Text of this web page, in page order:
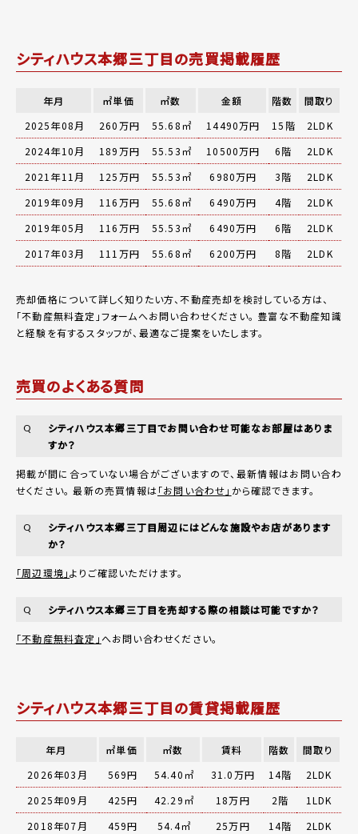
シティハウス本郷三丁目の売買掲載履歴
年月 ㎡単価 ㎡数 金額 階数
間取り
2025年08月
260万円 55.68㎡ 14490万円 15階
2LDK
2024年10月
189万円 55.53㎡ 10500万円 6階
2LDK
2021年11月
125万円 55.53㎡ 6980万円 3階
2LDK
2019年09月
116万円 55.68㎡ 6490万円 4階
2LDK
2019年05月
116万円 55.53㎡ 6490万円 6階
2LDK
2017年03月
111万円 55.68㎡ 6200万円 8階 2LDK
売却価格について詳しく知りたい方、不動産売却を検討している方は、
「不動産無料査定 」フォームへお問い合わせください。 豊富な不動産知識
と経験を有するスタッフが、最適なご提案をいたします。
売買のよくある質問
Q
シティハウス本郷三丁目でお問い合わせ可能なお部屋はありま
すか？
掲載が間に合っていない場合がございますので、最新情報はお問い合わ
せください。 最新の売買情報は「お問い合わせ」 から確認できます。
Q
シティハウス本郷三丁目周辺にはどんな施設やお店があります
か？
「周辺環境」よりご確認いただけます。
Q シティハウス本郷三丁目を売却する際の相談は可能ですか？
「不動産無料査定」へお問い合わせください。
シティハウス本郷三丁目の賃貸掲載履歴
年月 ㎡単価 ㎡数 賃料 階数
間取り
2026年03月
569円 54.40㎡ 31.0万円 14階
2LDK
2025年09月
425円 42.29㎡ 18万円 2階
1LDK
2018年07月
459円 54.4㎡ 25万円 14階
2LDK